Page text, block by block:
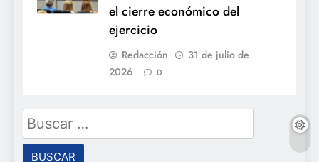
el cierre económico del
ejercicio
Redacción
31 de julio de
2026
0
Buscar: